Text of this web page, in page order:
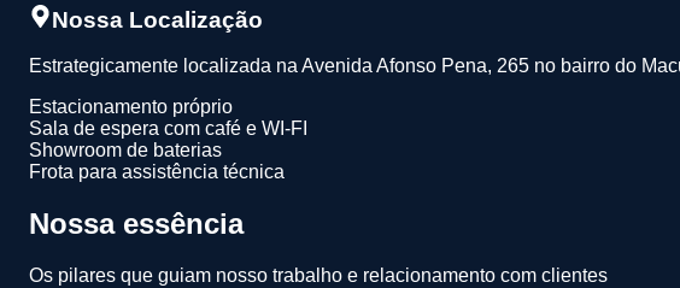
Nossa Localização
Estrategicamente localizada na Avenida Afonso Pena, 265 no bairro do
Estacionamento próprio
Sala de espera com café e WI-FI
Showroom de baterias
Frota para assistência técnica
Nossa essência
Os pilares que guiam nosso trabalho e relacionamento com clientes